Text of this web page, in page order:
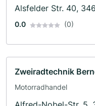
Alsfelder Str. 40,
0.0 (0)
Zweiradtechnik
Motorradhandel